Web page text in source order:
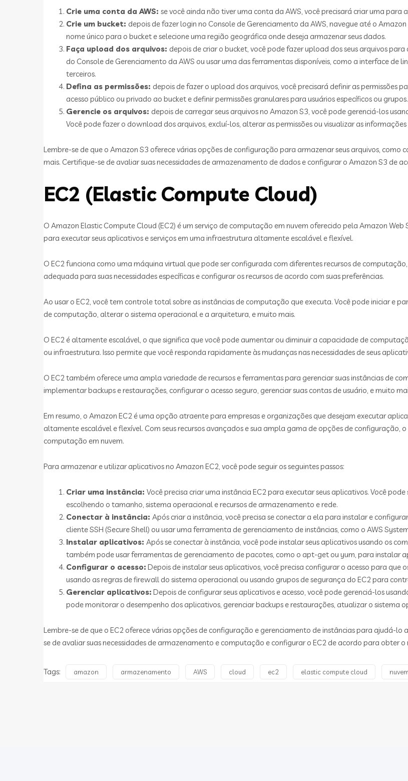
Crie uma conta da AWS: se você ainda não tiver uma conta da AWS, você precisará criar uma para
Crie um bucket: depois de fazer login no Console de Gerenciamento da AWS, navegue até o
nome único para o bucket e selecione uma região geográfica onde deseja armazenar seus dados.
Faça upload dos arquivos: depois de criar o bucket, você pode fazer upload dos seus arquivos
do Console de Gerenciamento da AWS ou usar uma das ferramentas disponíveis, como a interface
terceiros.
Defina as permissões: depois de fazer o upload dos arquivos, você precisará definir as permissões
acesso público ou privado ao bucket e definir permissões granulares para usuários específicos ou grupos.
Gerencie os arquivos: depois de carregar seus arquivos no Amazon S3, você pode gerenciá-los
Você pode fazer o download dos arquivos, excluí-los, alterar as permissões ou visualizar as informações
Lembre-se de que o Amazon S3 oferece várias opções de configuração para armazenar seus arquivos,
mais. Certifique-se de avaliar suas necessidades de armazenamento de dados e configurar o Amazon S3 de
EC2 (Elastic Compute Cloud)
O Amazon Elastic Compute Cloud (EC2) é um serviço de computação em nuvem oferecido pela Amazon
para executar seus aplicativos e serviços em uma infraestrutura altamente escalável e flexível.
O EC2 funciona como uma máquina virtual que pode ser configurada com diferentes recursos de
adequada para suas necessidades específicas e configurar os recursos de acordo com suas preferências.
Ao usar o EC2, você tem controle total sobre as instâncias de computação que executa. Você pode iniciar e
de computação, alterar o sistema operacional e a arquitetura, e muito mais.
O EC2 é altamente escalável, o que significa que você pode aumentar ou diminuir a capacidade de
ou infraestrutura. Isso permite que você responda rapidamente às mudanças nas necessidades de seus
O EC2 também oferece uma ampla variedade de recursos e ferramentas para gerenciar suas instâncias de
implementar backups e restaurações, configurar o acesso seguro, gerenciar suas contas de usuário, e muito
Em resumo, o Amazon EC2 é uma opção atraente para empresas e organizações que desejam executar
altamente escalável e flexível. Com seus recursos avançados e sua ampla gama de opções de configuração,
computação em nuvem.
Para armazenar e utilizar aplicativos no Amazon EC2, você pode seguir os seguintes passos:
Criar uma instância: Você precisa criar uma instância EC2 para executar seus aplicativos. Você
escolhendo o tamanho, sistema operacional e recursos de armazenamento e rede.
Conectar à instância: Após criar a instância, você precisa se conectar a ela para instalar e
cliente SSH (Secure Shell) ou usar uma ferramenta de gerenciamento de instâncias, como o AWS
Instalar aplicativos: Após se conectar à instância, você pode instalar seus aplicativos usando os
também pode usar ferramentas de gerenciamento de pacotes, como o apt-get ou yum, para instalar
Configurar o acesso: Depois de instalar seus aplicativos, você precisa configurar o acesso para que
usando as regras de firewall do sistema operacional ou usando grupos de segurança do EC2 para
Gerenciar aplicativos: Depois de configurar seus aplicativos e acesso, você pode gerenciá-los
pode monitorar o desempenho dos aplicativos, gerenciar backups e restaurações, atualizar o sistema
Lembre-se de que o EC2 oferece várias opções de configuração e gerenciamento de instâncias para ajudá-
se de avaliar suas necessidades de armazenamento e computação e configurar o EC2 de acordo para obter o
Tags: amazon armazenamento AWS cloud ec2 elastic compute cloud nuvem